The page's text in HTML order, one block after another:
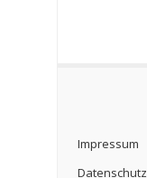
Impressum
Datenschutz